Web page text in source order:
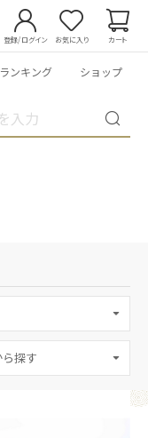
登録/ログイン お気に入り カート
ランキング ショップ